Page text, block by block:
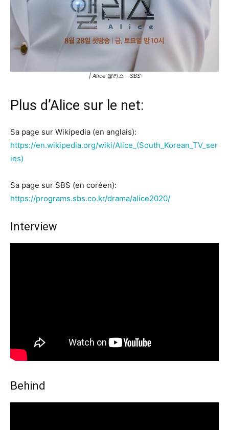
| Alice 앨리스 – SBS
Plus d’Alice sur le net:
Sa page sur Wikipedia (en anglais):
https://en.wikipedia.org/wiki/Alice_(South_Korean_TV_ser
ies)
Sa page sur SBS (en coréen):
https://programs.sbs.co.kr/drama/alice2020/
Interview
Behind